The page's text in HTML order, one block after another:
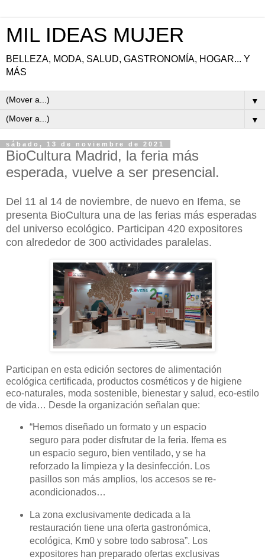
MIL IDEAS MUJER
BELLEZA, MODA, SALUD, GASTRONOMÍA, HOGAR... Y
MÁS
▼
▼
sábado, 13 de noviembre de 2021
BioCultura Madrid, la feria más
esperada, vuelve a ser presencial.
Del 11 al 14 de noviembre, de nuevo en Ifema, se
presenta BioCultura una de las ferias más esperadas
del universo ecológico. Participan 420 expositores
con alrededor de 300 actividades paralelas.
Participan en esta edición sectores de alimentación
ecológica certificada, productos cosméticos y de higiene
eco-naturales, moda sostenible, bienestar y salud, eco-estilo
de vida… Desde la organización señalan que:
“Hemos diseñado un formato y un espacio
seguro para poder disfrutar de la feria. Ifema es
un espacio seguro, bien ventilado, y se ha
reforzado la limpieza y la desinfección. Los
pasillos son más amplios, los accesos se re-
acondicionados…
La zona exclusivamente dedicada a la
restauración tiene una oferta gastronómica,
ecológica, Km0 y sobre todo sabrosa”. Los
expositores han preparado ofertas exclusivas